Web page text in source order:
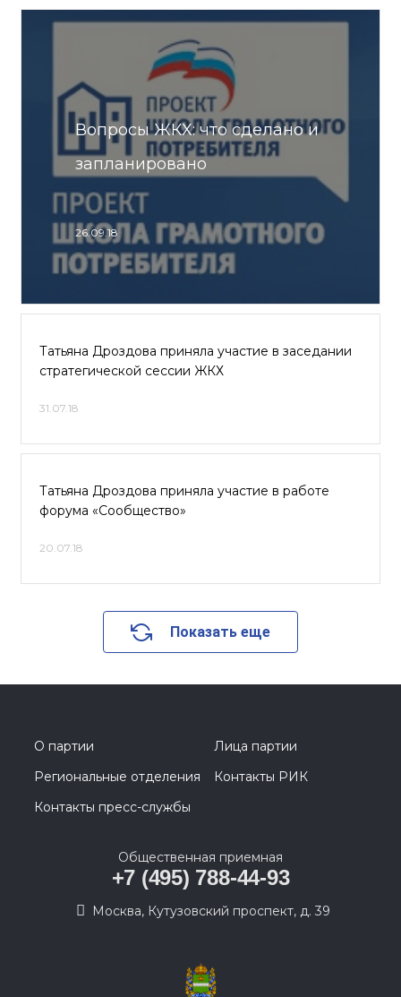
Вопросы ЖКХ: что сделано и
запланировано
26.09.18
Татьяна Дроздова приняла участие в заседании
стратегической сессии ЖКХ
31.07.18
Татьяна Дроздова приняла участие в работе
форума «Сообщество»
20.07.18
Показать еще
О партии
Лица партии
Региональные отделения
Контакты РИК
Контакты пресс-службы
Общественная приемная
+7 (495) 788-44-93
Москва, Кутузовский проспект, д. 39